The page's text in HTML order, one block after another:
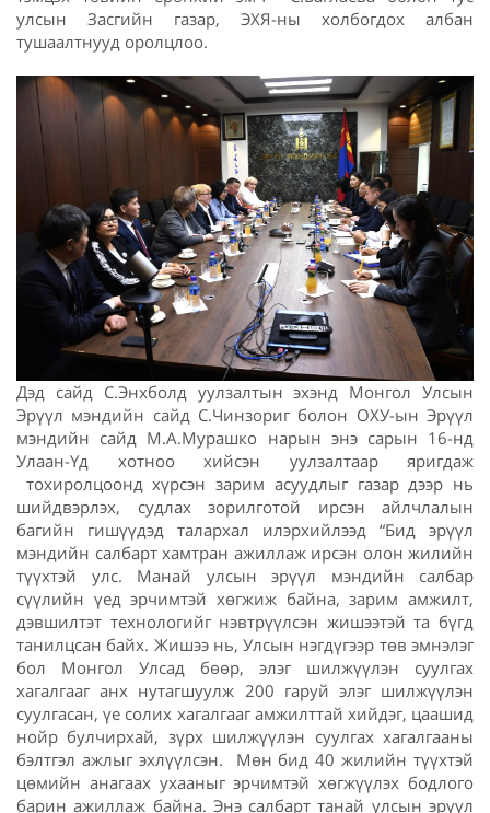
улсын Засгийн газар, ЭХЯ-ны холбогдох албан
тушаалтнууд оролцлоо.
Дэд сайд С.Энхболд уулзалтын эхэнд Монгол Улсын
Эрүүл мэндийн сайд С.Чинзориг болон ОХУ-ын Эрүүл
мэндийн сайд М.А.Мурашко нарын энэ сарын 16-нд
Улаан-Үд хотноо хийсэн уулзалтаар яригдаж
тохиролцоонд хүрсэн зарим асуудлыг газар дээр нь
шийдвэрлэх, судлах зорилготой ирсэн айлчлалын
багийн гишүүдэд талархал илэрхийлээд “Бид эрүүл
мэндийн салбарт хамтран ажиллаж ирсэн олон жилийн
түүхтэй улс. Манай улсын эрүүл мэндийн салбар
сүүлийн үед эрчимтэй хөгжиж байна, зарим амжилт,
дэвшилтэт технологийг нэвтрүүлсэн жишээтэй та бүгд
танилцсан байх. Жишээ нь, Улсын нэгдүгээр төв эмнэлэг
бол Монгол Улсад бөөр, элэг шилжүүлэн суулгах
хагалгааг анх нутагшуулж 200 гаруй элэг шилжүүлэн
суулгасан, үе солих хагалгааг амжилттай хийдэг, цаашид
нойр булчирхай, зүрх шилжүүлэн суулгах хагалгааны
бэлтгэл ажлыг эхлүүлсэн. Мөн бид 40 жилийн түүхтэй
цөмийн анагаах ухааныг эрчимтэй хөгжүүлэх бодлого
барин ажиллаж байна. Энэ салбарт танай улсын эрүүл